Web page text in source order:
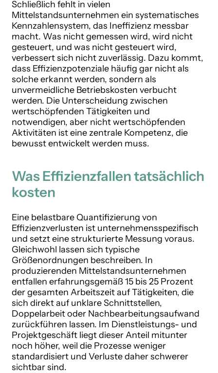
Schließlich fehlt in vielen
Mittelstandsunternehmen ein systematisches
Kennzahlensystem, das Ineffizienz messbar
macht. Was nicht gemessen wird, wird nicht
gesteuert, und was nicht gesteuert wird,
verbessert sich nicht zuverlässig. Dazu kommt,
dass Effizienzpotenziale häufig gar nicht als
solche erkannt werden, sondern als
unvermeidliche Betriebskosten verbucht
werden. Die Unterscheidung zwischen
wertschöpfenden Tätigkeiten und
notwendigen, aber nicht wertschöpfenden
Aktivitäten ist eine zentrale Kompetenz, die
bewusst entwickelt werden muss.
Was Effizienzfallen tatsächlich
kosten
Eine belastbare Quantifizierung von
Effizienzverlusten ist unternehmensspezifisch
und setzt eine strukturierte Messung voraus.
Gleichwohl lassen sich typische
Größenordnungen beschreiben. In
produzierenden Mittelstandsunternehmen
entfallen erfahrungsgemäß 15 bis 25 Prozent
der gesamten Arbeitszeit auf Tätigkeiten, die
sich direkt auf unklare Schnittstellen,
Doppelarbeit oder Nachbearbeitungsaufwand
zurückführen lassen. Im Dienstleistungs- und
Projektgeschäft liegt dieser Anteil mitunter
noch höher, weil die Prozesse weniger
standardisiert und Verluste daher schwerer
sichtbar sind.